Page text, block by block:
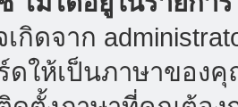
กิดจาก
ดให้เป็นภาษาของ